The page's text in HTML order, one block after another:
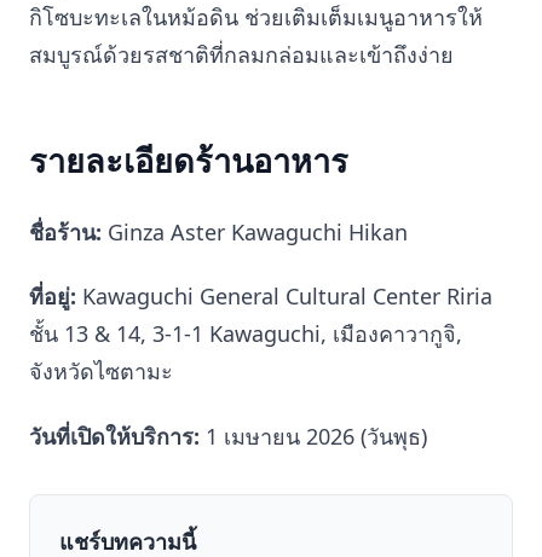
กิโซบะทะเลในหม้อดิน ช่วยเติมเต็มเมนูอาหารให้
สมบูรณ์ด้วยรสชาติที่กลมกล่อมและเข้าถึงง่าย
รายละเอียดร้านอาหาร
ชื่อร้าน: Ginza Aster Kawaguchi Hikan
ที่อยู่: Kawaguchi General Cultural Center Riria
ชั้น 13 & 14, 3-1-1 Kawaguchi, เมืองคาวากูจิ,
จังหวัดไซตามะ
วันที่เปิดให้บริการ: 1 เมษายน 2026 (วันพุธ)
แชร์บทความนี้